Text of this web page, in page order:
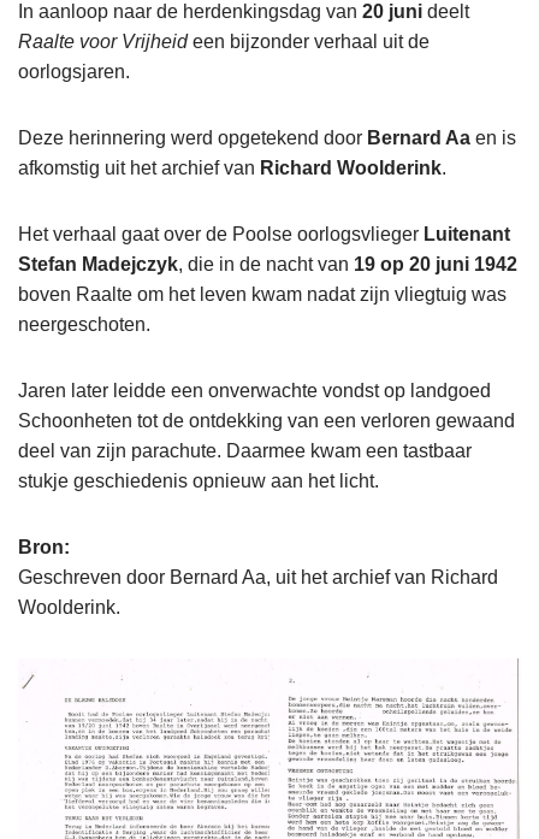
In aanloop naar de herdenkingsdag van 20 juni deelt
Raalte voor Vrijheideen bijzonder verhaal uit de
oorlogsjaren.
Deze herinnering werd opgetekend door Bernard Aa en is
afkomstig uit het archief van Richard Woolderink.
Het verhaal gaat over de Poolse oorlogsvlieger Luitenant
Stefan Madejczyk, die in de nacht van 19 op 20 juni 1942
boven Raalte om het leven kwam nadat zijn vliegtuig was
neergeschoten.
Jaren later leidde een onverwachte vondst op landgoed
Schoonheten tot de ontdekking van een verloren gewaand
deel van zijn parachute. Daarmee kwam een tastbaar
stukje geschiedenis opnieuw aan het licht.
Bron:
Geschreven door Bernard Aa, uit het archief van Richard
Woolderink.